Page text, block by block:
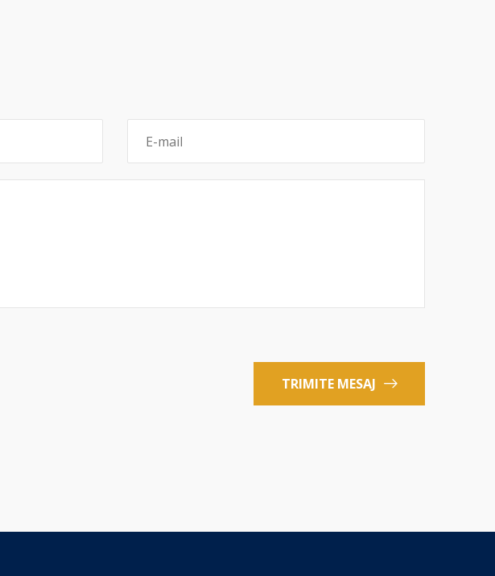
TRIMITE MESAJ